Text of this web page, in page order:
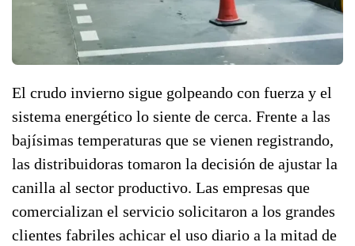
El crudo invierno sigue golpeando con fuerza y el
sistema energético lo siente de cerca. Frente a las
bajísimas temperaturas que se vienen registrando,
las distribuidoras tomaron la decisión de ajustar la
canilla al sector productivo. Las empresas que
comercializan el servicio solicitaron a los grandes
clientes fabriles achicar el uso diario a la mitad de